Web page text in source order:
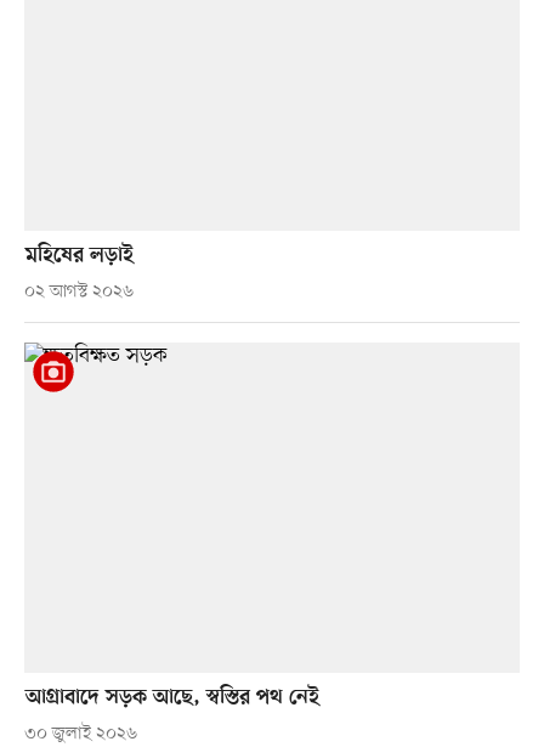
মহিষের লড়াই
০২ আগস্ট ২০২৬
আগ্রাবাদে সড়ক আছে, স্বস্তির পথ নেই
৩০ জুলাই ২০২৬